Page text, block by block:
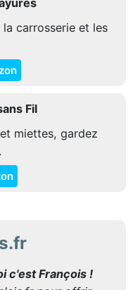
carrosserie et les
Fil
miettes, gardez
c'est François !